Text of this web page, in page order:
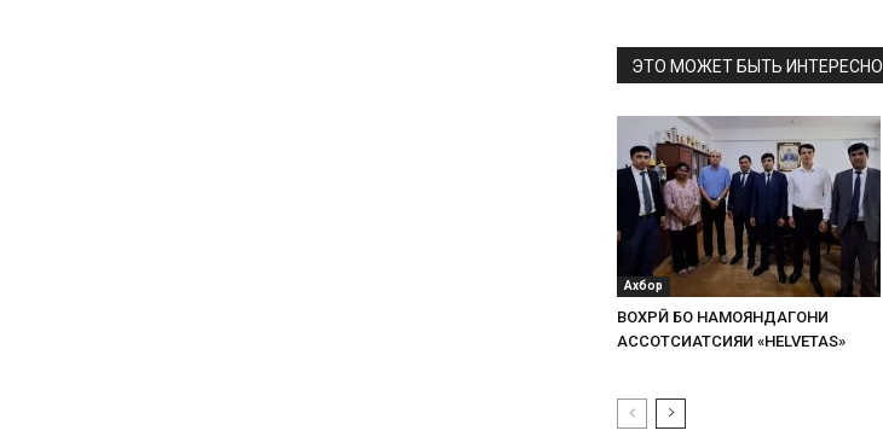
ЭТО МОЖЕТ БЫТЬ ИНТЕРЕСНО
Ахбор
ВОХӮРӢ БО НАМОЯНДАГОНИ
АССОТСИАТСИЯИ «HELVETAS»